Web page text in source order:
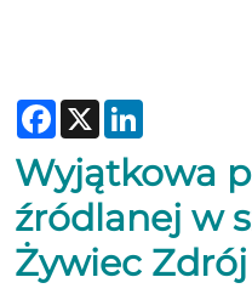
Facebook
X
Wyjątkowa
źródlanej w
Żywiec Zdrój